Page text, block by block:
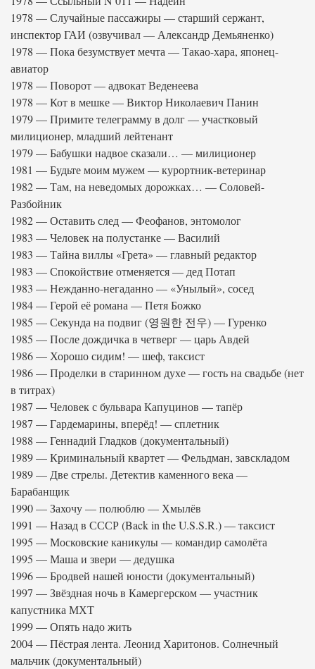
1978 — Случайные пассажиры — старший сержант,
инспектор ГАИ (озвучивал — Александр Демьяненко)
1978 — Пока безумствует мечта — Такао-хара, японец-
авиатор
1978 — Поворот — адвокат Веденеева
1978 — Кот в мешке — Виктор Николаевич Панин
1979 — Примите телеграмму в долг — участковый
милиционер, младший лейтенант
1979 — Бабушки надвое сказали… — милиционер
1981 — Будьте моим мужем — курортник-ветеринар
1982 — Там, на неведомых дорожках… — Соловей-
Разбойник
1982 — Оставить след — Феофанов, энтомолог
1983 — Человек на полустанке — Василий
1983 — Тайна виллы «Грета» — главный редактор
1983 — Спокойствие отменяется — дед Потап
1983 — Нежданно-негаданно — «Унылый», сосед
1984 — Герой её романа — Петя Божко
1985 — Секунда на подвиг (영원한 전우) — Гуренко
1985 — После дождичка в четверг — царь Авдей
1986 — Хорошо сидим! — шеф, таксист
1986 — Проделки в старинном духе — гость на свадьбе (нет
в титрах)
1987 — Человек с бульвара Капуцинов — тапёр
1987 — Гардемарины, вперёд! — сплетник
1988 — Геннадий Гладков (документальный)
1989 — Криминальный квартет — Фельдман, завскладом
1989 — Две стрелы. Детектив каменного века —
Барабанщик
1990 — Захочу — полюблю — Хмылёв
1991 — Назад в СССР (Back in the U.S.S.R.) — таксист
1995 — Московские каникулы — командир самолёта
1995 — Маша и звери — дедушка
1996 — Бродвей нашей юности (документальный)
1997 — Звёздная ночь в Камергерском — участник
капустника МХТ
1999 — Опять надо жить
2004 — Пёстрая лента. Леонид Харитонов. Солнечный
мальчик (документальный)